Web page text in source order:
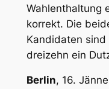
Wahlenthaltung
korrekt. Die
Kandidaten
dreizehn ein
Berlin, 16.